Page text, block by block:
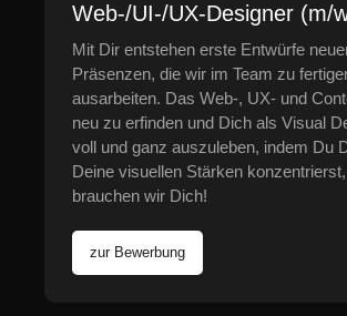
Web-/UI-/UX-Designer (m/
Mit Dir entstehen erste Entwürfe
Präsenzen, die wir im Team zu
ausarbeiten. Das Web-, UX- und
neu zu erfinden und Dich als Visual
voll und ganz auszuleben, indem Du
Deine visuellen Stärken
brauchen wir Dich!
zur Bewerbung